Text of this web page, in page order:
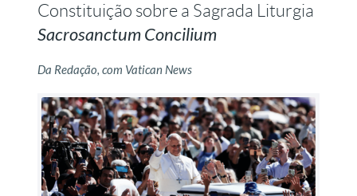
Constituição sobre a Sagrada Liturgia
Sacrosanctum Concilium
Da Redação, com Vatican News